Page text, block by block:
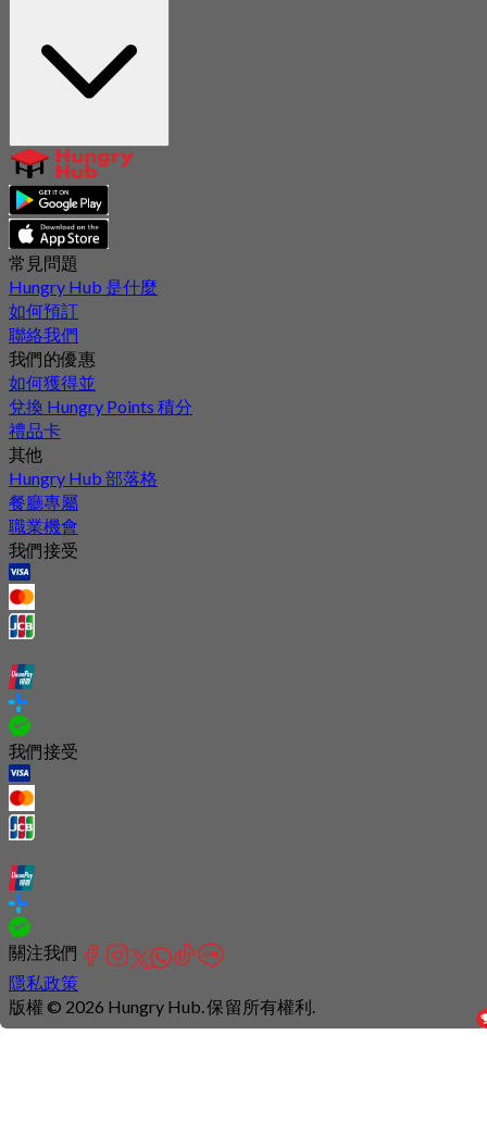
常見問題
Hungry Hub 是什麼
如何預訂
聯絡我們
我們的優惠
如何獲得並
兌換 Hungry Points 積分
禮品卡
其他
Hungry Hub 部落格
餐廳專屬
職業機會
我們接受
我們接受
關注我們
隱私政策
版權 © 2026 Hungry Hub. 保留所有權利.
Connection